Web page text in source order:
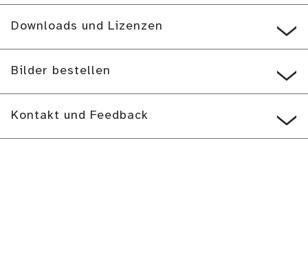
Downloads und Lizenzen
Bilder bestellen
Kontakt und Feedback